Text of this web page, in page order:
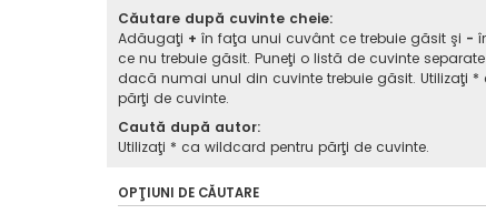
Căutare după cuvinte cheie:
Adăugaţi + în faţa unui cuvânt ce trebuie găsit şi -
ce nu trebuie găsit. Puneţi o listă de cuvinte
dacă numai unul din cuvinte trebuie găsit. Utilizaţi
părţi de cuvinte.
Caută după autor:
Utilizaţi * ca wildcard pentru părţi de cuvinte.
OPŢIUNI DE CĂUTARE